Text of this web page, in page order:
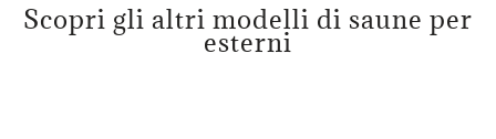
Scopri gli altri modelli di saune per
esterni